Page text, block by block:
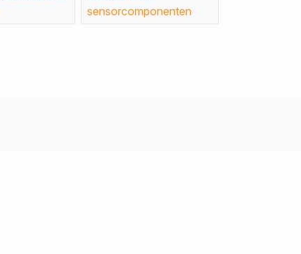
sensorcomponenten